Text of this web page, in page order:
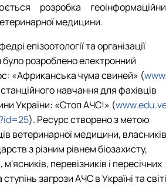
розробка
медицини.
епізоотології та організації
розроблено електронний
«Африканська чума свиней» (
навчання для фахівців
України: «Стоп АЧС!» (
). Ресурс створено з метою
ветеринарної медицини, власників
з різним рівнем біозахисту,
перевізників і пересічних
загрози АЧС в Україні та